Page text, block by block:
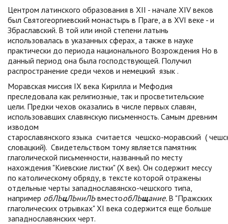
Центром латинского образования в XII - начале XIV веков
был Святогеоргиевский монастырь в Праге, а в XVI веке - и
Збраславский. В той или иной степени латынь
использовалась в указанных сферах, а также в науке
практически до периода национального Возрождения Но в
данный период она была господствующей. Получил
распространение среди чехов и немецкий язык .
Моравская миссия IX века Кирилла и Мефодия
преследовала как религиозные, так и просветительские
цели. Предки чехов оказались в числе первых славян,
использовавших славянскую письменность. Самым древним
изводом
старославянского языка считается чешско-моравский (
словацкий). Свидетельством тому является памятник
глаголической письменности, названный по месту
нахождения "Киевские листки" (X век). Он содержит мессу
по католическому обряду, в тексте которой отражены
отдельные черты западнославянско-чешского типа,
например обЛЬцЛЬниЛЬвместообЛЬщание. В "Пражских
глаголических отрывках" XI века содержится еще больше
западнославянских черт.